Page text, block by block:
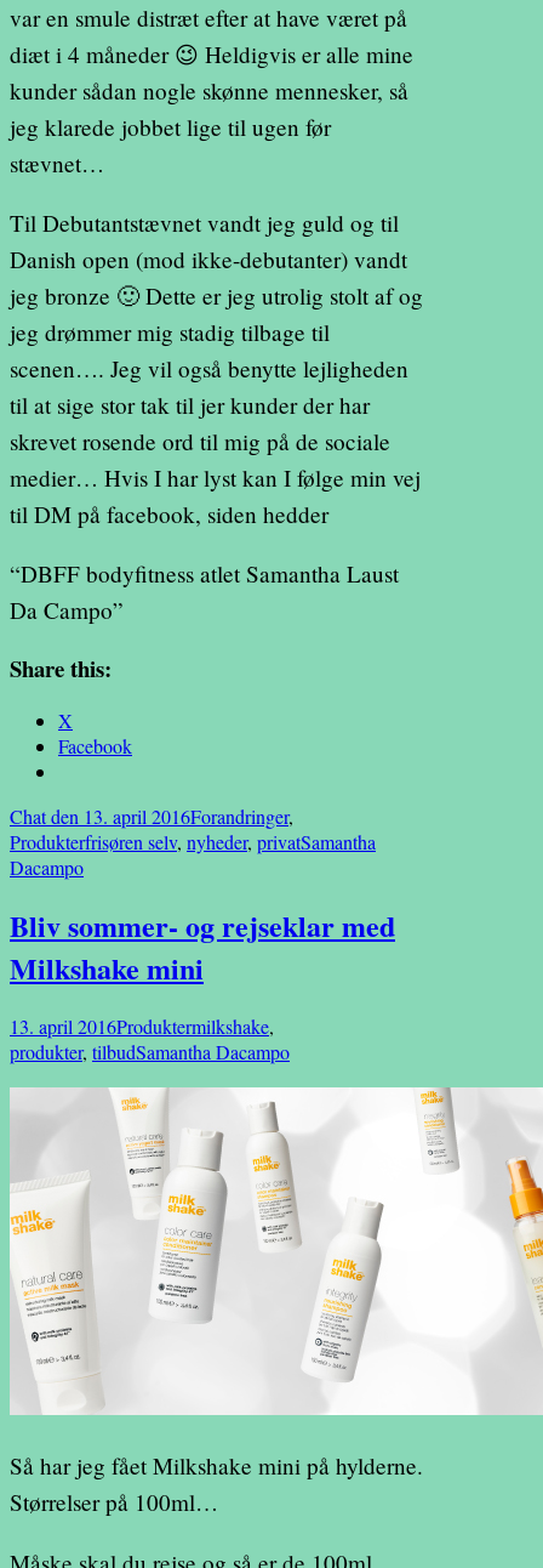
var en smule distræt efter at have været på
diæt i 4 måneder 😉 Heldigvis er alle mine
kunder sådan nogle skønne mennesker, så
jeg klarede jobbet lige til ugen før
stævnet…
Til Debutantstævnet vandt jeg guld og til
Danish open (mod ikke-debutanter) vandt
jeg bronze 🙂 Dette er jeg utrolig stolt af og
jeg drømmer mig stadig tilbage til
scenen…. Jeg vil også benytte lejligheden
til at sige stor tak til jer kunder der har
skrevet rosende ord til mig på de sociale
medier… Hvis I har lyst kan I følge min vej
til DM på facebook, siden hedder
“DBFF bodyfitness atlet Samantha Laust
Da Campo”
Share this:
X
Facebook
Chat den 13. april 2016Forandringer,
Produkterfrisøren selv, nyheder, privatSamantha
Dacampo
Bliv sommer- og rejseklar med
Milkshake mini
13. april 2016Produktermilkshake,
produkter, tilbudSamantha Dacampo
Så har jeg fået Milkshake mini på hylderne.
Størrelser på 100ml…